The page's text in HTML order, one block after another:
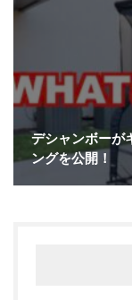
デシャンボーが
ングを公開！